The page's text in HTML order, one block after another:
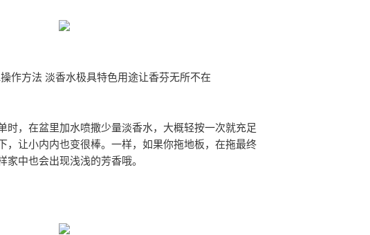
作方法 淡香水极具特色用途让香芬无所不在
时，在盆里加水喷撒少量淡香水，大概轻按一次就充足
，让小内内也变很棒。一样，如果你拖地板，在拖最终
中也会出现浅浅的芳香哦。